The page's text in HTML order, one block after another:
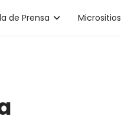
de Prensa Micrositios